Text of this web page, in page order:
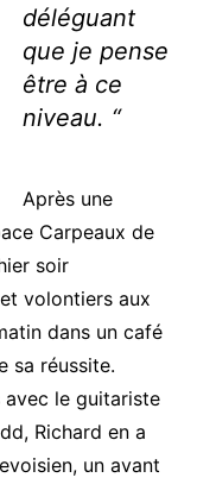
déléguant
que je pense
être à ce
niveau. “
Après une
Carpeaux de
soir
volontiers aux
dans un café
sa réussite.
le guitariste
Richard en a
un avant